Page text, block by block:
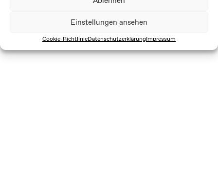
Einstellungen ansehen
Cookie-RichtlinieDatenschutzerklärungImpressum